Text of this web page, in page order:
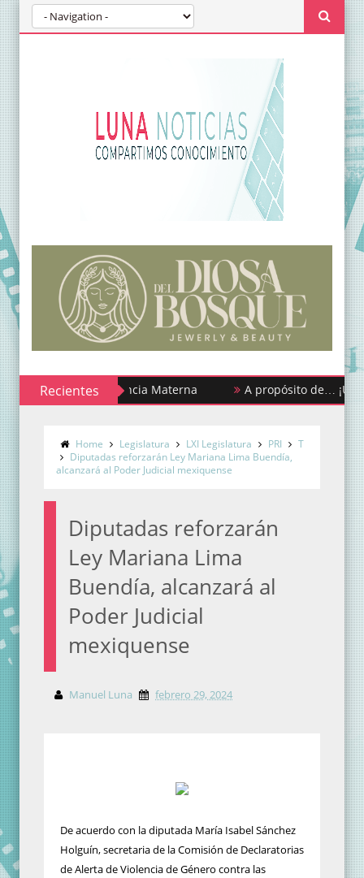
Recientes
de la Lactancia Materna A propósito de… ¡Urgencias
Home Legislatura LXI Legislatura PRI
T
Diputadas reforzarán Ley Mariana Lima Buendía,
alcanzará al Poder Judicial mexiquense
Diputadas reforzarán
Ley Mariana Lima
Buendía, alcanzará al
Poder Judicial
mexiquense
Manuel Luna febrero 29, 2024
De acuerdo con la diputada María Isabel Sánchez
Holguín, secretaria de la Comisión de Declaratorias
de Alerta de Violencia de Género contra las